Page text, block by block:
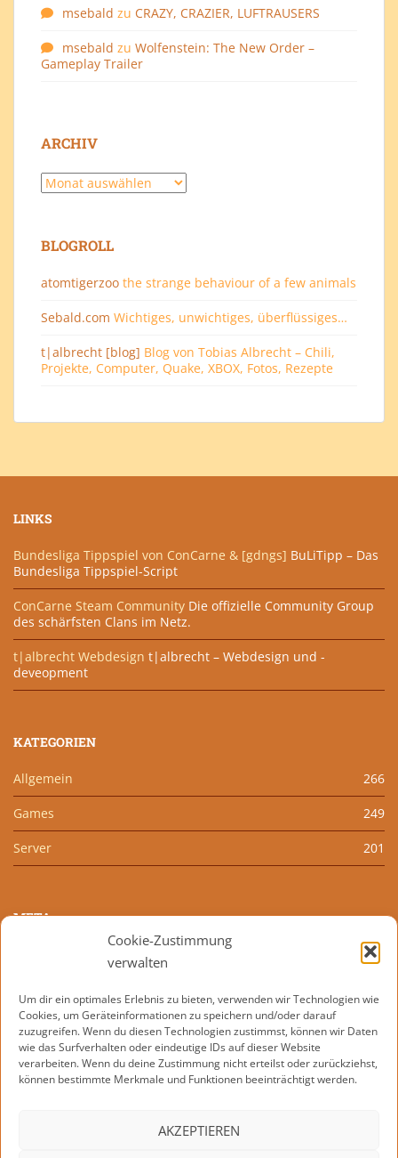
Cookie-Zustimmung
verwalten
Um dir ein optimales Erlebnis zu bieten, verwenden wir Technologien wie
Cookies, um Geräteinformationen zu speichern und/oder darauf
zuzugreifen. Wenn du diesen Technologien zustimmst, können wir Daten
wie das Surfverhalten oder eindeutige IDs auf dieser Website
verarbeiten. Wenn du deine Zustimmung nicht erteilst oder zurückziehst,
können bestimmte Merkmale und Funktionen beeinträchtigt werden.
AKZEPTIEREN
msebald zu CRAZY, CRAZIER, LUFTRAUSERS
msebald zu Wolfenstein: The New Order –
Gameplay Trailer
ARCHIV
Archiv
BLOGROLL
atomtigerzoo the strange behaviour of a few animals
Sebald.com Wichtiges, unwichtiges, überflüssiges…
t|albrecht [blog] Blog von Tobias Albrecht – Chili,
Projekte, Computer, Quake, XBOX, Fotos, Rezepte
LINKS
Bundesliga Tippspiel von ConCarne & [gdngs] BuLiTipp – Das
Bundesliga Tippspiel-Script
ConCarne Steam Community Die offizielle Community Group
des schärfsten Clans im Netz.
t|albrecht Webdesign t|albrecht – Webdesign und -
deveopment
KATEGORIEN
Allgemein 266
Games 249
Server 201
META
Kommentar-Feed
WordPress.org